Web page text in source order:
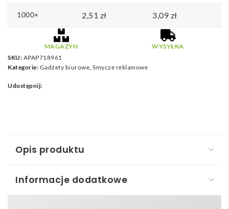
1000+ 2,51 zł 3,09 zł
MAGAZYN
WYSYŁKA
SKU: APAP718961
Kategorie: Gadżety biurowe, Smycze reklamowe
Udostępnij:
Opis produktu
Informacje dodatkowe